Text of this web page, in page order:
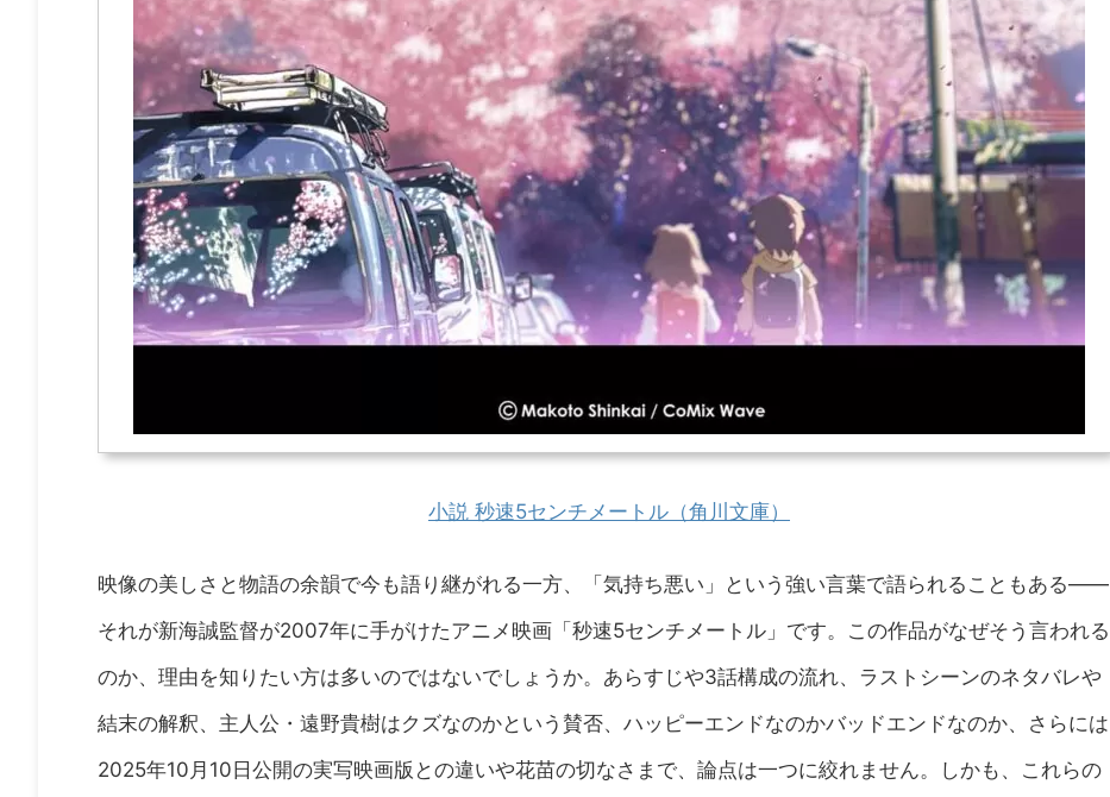
小説 秒速5センチメートル（角川文庫）
映像の美しさと物語の余韻で今も語り継がれる一方、「気持ち悪い」という強い言葉で語られることもある——
それが新海誠監督が2007年に手がけたアニメ映画「秒速5センチメートル」です。この作品がなぜそう言われる
のか、理由を知りたい方は多いのではないでしょうか。あらすじや3話構成の流れ、ラストシーンのネタバレや
結末の解釈、主人公・遠野貴樹はクズなのかという賛否、ハッピーエンドなのかバッドエンドなのか、さらには
2025年10月10日公開の実写映画版との違いや花苗の切なさまで、論点は一つに絞れません。しかも、これらの